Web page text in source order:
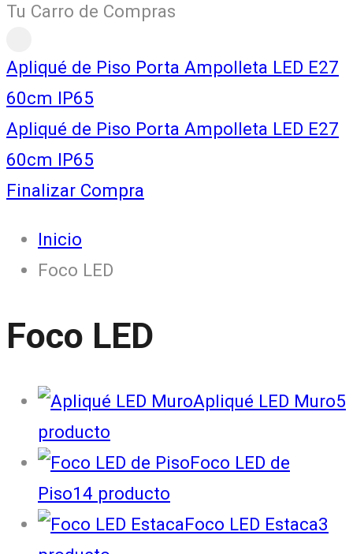
Tu Carro de Compras
Apliqué de Piso Porta Ampolleta LED E27
60cm IP65
Apliqué de Piso Porta Ampolleta LED E27
60cm IP65
Finalizar Compra
Inicio
Foco LED
Foco LED
Apliqué LED Muro5
producto
Foco LED de
Piso14 producto
Foco LED Estaca3